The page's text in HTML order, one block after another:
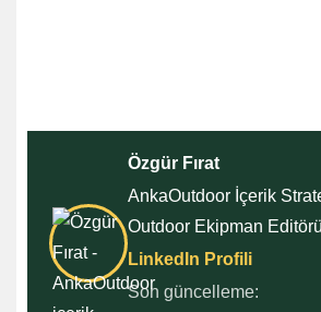
Özgür Fırat
AnkaOutdoor İçerik
Outdoor Ekipman Editörü
LinkedIn Profili
Son güncelleme: